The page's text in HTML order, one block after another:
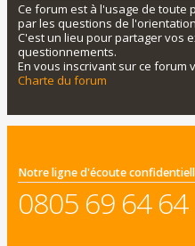
Ce forum est à l'usage de toute
par les questions de
C'est un lieu pour partager vos
questionnements.
En vous inscrivant sur ce forum
Charte du forum
Notre ligne d'écoute
0805 69 64 64